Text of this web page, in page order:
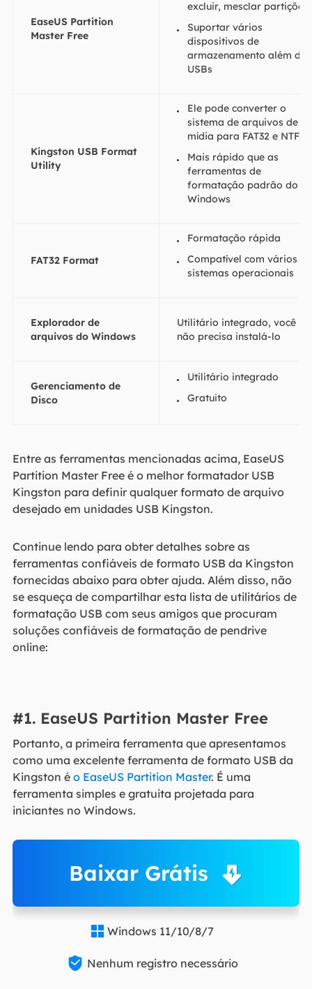
EaseUS Partition
Master Free
excluir, mesclar partições
Suportar vários
dispositivos de
armazenamento além de
USBs
Kingston USB Format
Utility
Ele pode converter o
sistema de arquivos de
mídia para FAT32 e NTFS
Mais rápido que as
ferramentas de
formatação padrão do
Windows
FAT32 Format
Formatação rápida
Compatível com vários
sistemas operacionais
Explorador de
arquivos do Windows
Utilitário integrado, você
não precisa instalá-lo
Gerenciamento de
Disco
Utilitário integrado
Gratuito
Entre as ferramentas mencionadas acima, EaseUS
Partition Master Free é o melhor formatador USB
Kingston para definir qualquer formato de arquivo
desejado em unidades USB Kingston.
Continue lendo para obter detalhes sobre as
ferramentas confiáveis de formato USB da Kingston
fornecidas abaixo para obter ajuda. Além disso, não
se esqueça de compartilhar esta lista de utilitários de
formatação USB com seus amigos que procuram
soluções confiáveis de formatação de pendrive
online:
#1. EaseUS Partition Master Free
Portanto, a primeira ferramenta que apresentamos
como uma excelente ferramenta de formato USB da
Kingston é o EaseUS Partition Master. É uma
ferramenta simples e gratuita projetada para
iniciantes no Windows.
Baixar Grátis
 Windows 11/10/8/7
 Nenhum registro necessário